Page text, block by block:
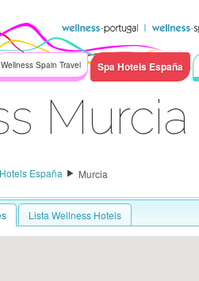
Wellness Spain Travel Spa Hotels España
Murcia
España Murcia
Lista Wellness Hotels